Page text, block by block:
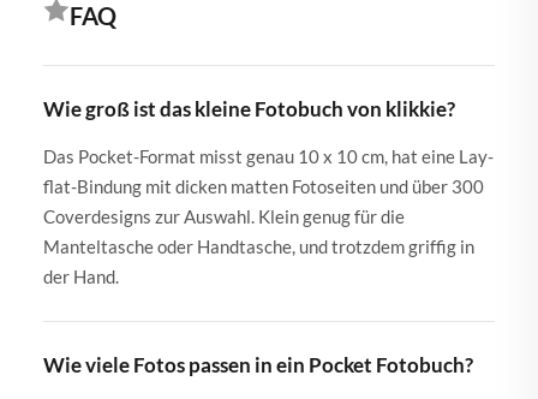
FAQ
Wie groß ist das kleine Fotobuch von klikkie?
Das Pocket-Format misst genau 10 x 10 cm, hat eine Lay-
flat-Bindung mit dicken matten Fotoseiten und über 300
Coverdesigns zur Auswahl. Klein genug für die
Manteltasche oder Handtasche, und trotzdem griffig in
der Hand.
Wie viele Fotos passen in ein Pocket Fotobuch?